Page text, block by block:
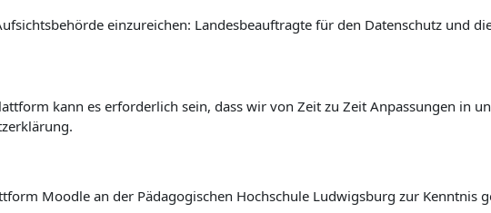
einzureichen: Landesbeauftragte für den Datenschutz und
kann es erforderlich sein, dass wir von Zeit zu Zeit Anpassungen in
Moodle an der Pädagogischen Hochschule Ludwigsburg zur Kenntnis